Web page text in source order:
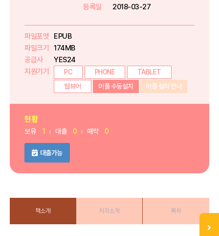
등록일
2018-03-27
파일포맷
EPUB
파일크기
174MB
공급사
YES24
지원기기
PC PHONE
TABLET
웹뷰어
어플 수동설치 어플 설치 안내
현황
보유 1 대출 0 예약 0
대출가능
책소개 저자소개 목차